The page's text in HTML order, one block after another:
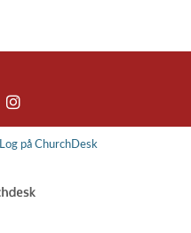
Log på ChurchDesk